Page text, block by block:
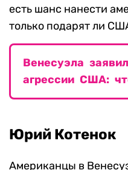
есть шанс нанести
только подарят ли
Венесуэла
агрессии США:
Юрий Котенок
Американцы в